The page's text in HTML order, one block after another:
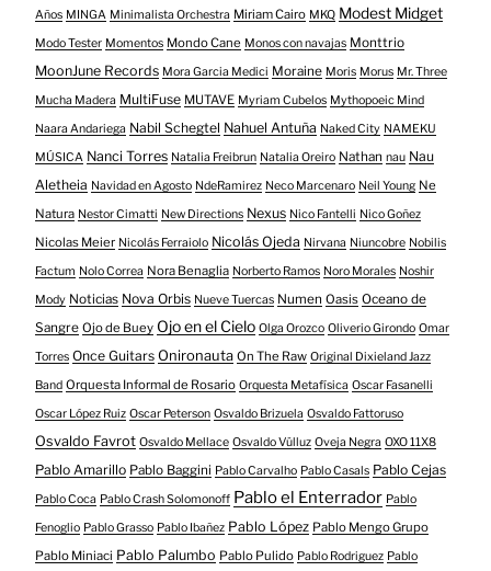
Años MINGA Minimalista Orchestra Miriam Cairo MKQ Modest Midget
Modo Tester Momentos Mondo Cane Monos con navajas Monttrio
MoonJune Records Mora Garcia Medici Moraine Moris Morus Mr. Three
Mucha Madera MultiFuse MUTAVE Myriam Cubelos Mythopoeic Mind
Naara Andariega Nabil Schegtel Nahuel Antuña Naked City NAMEKU
MÚSICA Nanci Torres Natalia Freibrun Natalia Oreiro Nathan nau Nau
Aletheia Navidad en Agosto NdeRamirez Neco Marcenaro Neil Young Ne
Natura Nestor Cimatti New Directions Nexus Nico Fantelli Nico Goñez
Nicolas Meier Nicolás Ferraiolo Nicolás Ojeda Nirvana Niuncobre Nobilis
Factum Nolo Correa Nora Benaglia Norberto Ramos Noro Morales Noshir
Mody Noticias Nova Orbis Nueve Tuercas Numen Oasis Oceano de
Sangre Ojo de Buey Ojo en el Cielo Olga Orozco Oliverio Girondo Omar
Torres Once Guitars Onironauta On The Raw Original Dixieland Jazz
Band Orquesta Informal de Rosario Orquesta Metafísica Oscar Fasanelli
Oscar López Ruiz Oscar Peterson Osvaldo Brizuela Osvaldo Fattoruso
Osvaldo Favrot Osvaldo Mellace Osvaldo Vülluz Oveja Negra OXO 11X8
Pablo Amarillo Pablo Baggini Pablo Carvalho Pablo Casals Pablo Cejas
Pablo Coca Pablo Crash Solomonoff Pablo el Enterrador Pablo
Fenoglio Pablo Grasso Pablo Ibañez Pablo López Pablo Mengo Grupo
Pablo Miniaci Pablo Palumbo Pablo Pulido Pablo Rodriguez Pablo